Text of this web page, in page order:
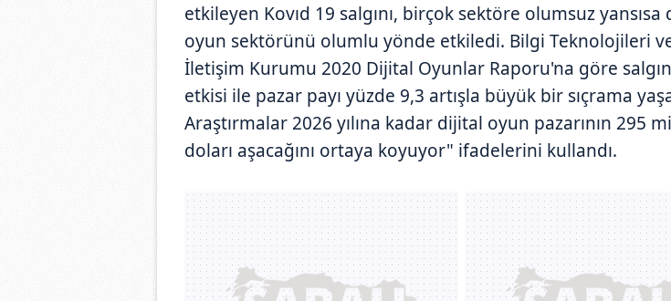
etkileyen Kovıd 19 salgını, birçok sektöre olumsuz
oyun sektörünü olumlu yönde etkiledi. Bilgi Teknolojileri
İletişim Kurumu 2020 Dijital Oyunlar Raporu'na göre
etkisi ile pazar payı yüzde 9,3 artışla büyük bir sıçrama
Araştırmalar 2026 yılına kadar dijital oyun pazarının 295
doları aşacağını ortaya koyuyor" ifadelerini kullandı.